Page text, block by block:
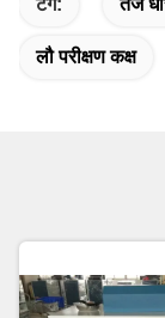
टैग: तेज
लौ परीक्षण कक्ष